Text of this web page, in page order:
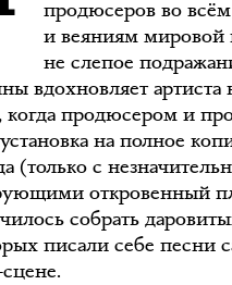
продюсеров во
и веяниям мировой
не слепое
вдохновляет
когда продюсером и
на полное
(только с
откровенный
собрать
писали себе песни